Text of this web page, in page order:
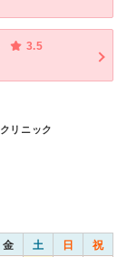
3.5
リニック
金 土 日 祝